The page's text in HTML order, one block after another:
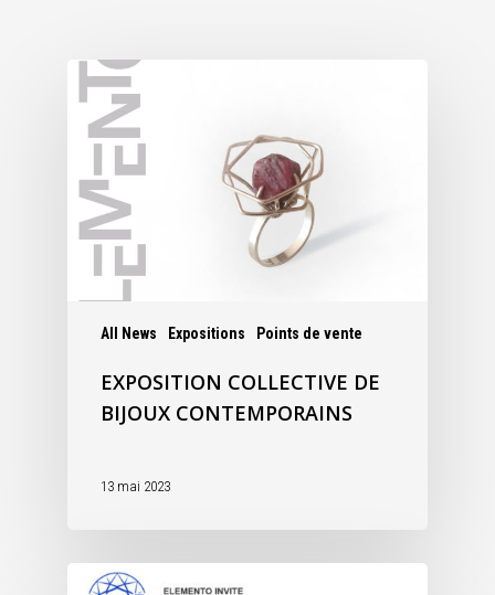
All News Expositions Points de vente
EXPOSITION COLLECTIVE DE
BIJOUX CONTEMPORAINS
13 mai 2023